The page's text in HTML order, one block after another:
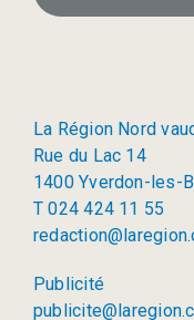
La Région Nord
Rue du Lac 14
1400 Yverdon-les-
T 024 424 11 55
Publicité